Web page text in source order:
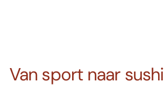
Van sport naar sushi